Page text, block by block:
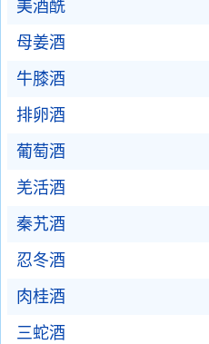
美酒酰
母姜酒
牛膝酒
排卵酒
葡萄酒
羌活酒
秦艽酒
忍冬酒
肉桂酒
三蛇酒